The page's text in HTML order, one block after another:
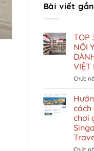
Bài viết
TOP
NỘI
VIỆT
Chức
cách
chơi
Chức